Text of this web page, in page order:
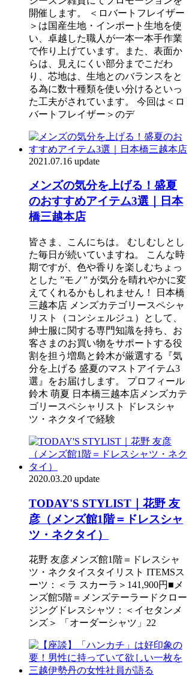
開催します。 ＜ロバートフレイザー
＞は国産生地・インポート生地を使
い、卓越した職人が一本一本手作業
で作り上げています。また、表面か
らは、見えにくい部分までこだわ
り、芯地は、生地とのバランスをと
る為に数十種類を使い分けるといっ
た工夫がされています。 今回は＜ロ
バートフレイザー＞のデ
2021.07.16 update
メンズの気分を上げる！盛夏
のおすすめアイテム3選｜日本
橋三越本店
皆さま、こんにちは。 むしむしとし
た毎日が続いていますね。 こんな時
期ですが、色や香りを楽しむちょっ
とした ”モノ” が気分を晴れやかに変
えてくれるかもしれません！ 日本橋
三越本店 メンズカテゴリースペシャ
リスト（コンシェルジュ）として、
紳士服に関する専門知識を持ち、お
客さまのお買い物をサポートする役
割を担う増島と鈴木が厳選する『気
分を上げる 盛夏のマストアイテム3
選』をお届けします。 プロフィール
鈴木 萌夏 日本橋三越本店メンズカテ
ゴリースペシャリスト ドレスシャ
ツ・ネクタイで経験
2020.03.20 update
TODAY'S STYLIST｜花野 友
彦（メンズ館1階＝ドレスシャ
ツ・ネクタイ）
花野 友彦メンズ館1階＝ドレスシャ
ツ・ネクタイスタイリスト ITEMSス
ーツ：＜ラ スカーラ＞141,900円■メ
ンズ館5階＝メンズテーラードクロー
ジングドレスシャツ：＜イセタンメ
ンズ＞ 「オーダーシャツ」22